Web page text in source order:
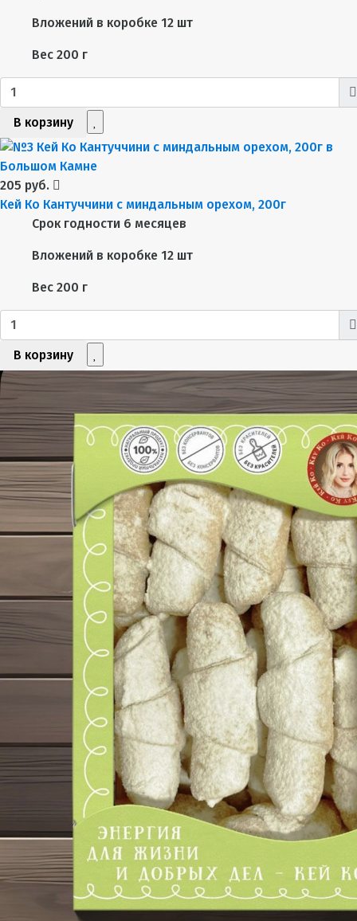
Вложений в коробке 12 шт
Вес 200 г
В корзину
205 руб.
Кей Ко Кантуччини с миндальным орехом, 200г
Срок годности 6 месяцев
Вложений в коробке 12 шт
Вес 200 г
В корзину